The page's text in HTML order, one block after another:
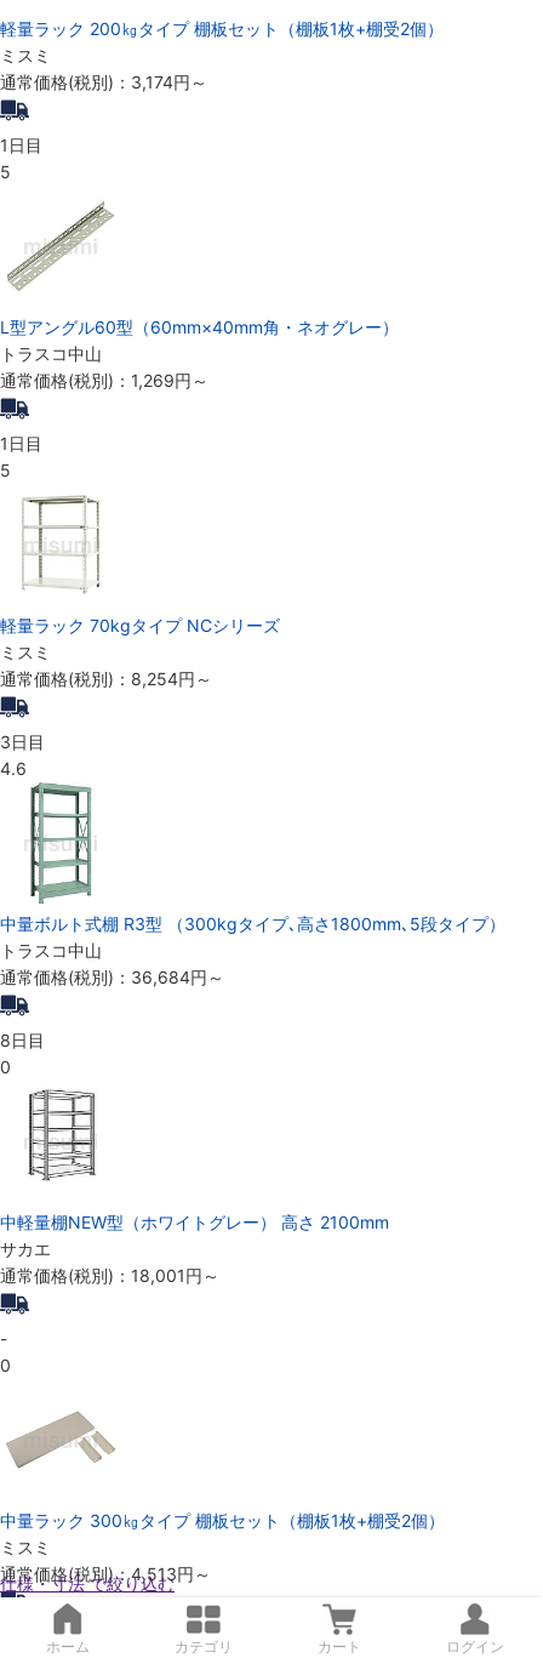
軽量ラック 200㎏タイプ 棚板セット（棚板1枚+棚受2個）
ミスミ
通常価格(税別)： 3,174円 ～
1日目
5
L型アングル60型（60mm×40mm角・ネオグレー）
トラスコ中山
通常価格(税別)： 1,269円 ～
1日目
5
軽量ラック 70kgタイプ NCシリーズ
ミスミ
通常価格(税別)： 8,254円 ～
3日目
4.6
中量ボルト式棚 R3型 （300kgタイプ､高さ1800mm､5段タイプ）
トラスコ中山
通常価格(税別)： 36,684円 ～
8日目
0
中軽量棚NEW型（ホワイトグレー） 高さ 2100mm
サカエ
通常価格(税別)： 18,001円 ～
-
0
中量ラック 300㎏タイプ 棚板セット（棚板1枚+棚受2個）
ミスミ
通常価格(税別)：4,513円 ～
仕様・寸法 で絞り込む
ホーム カテゴリ カート ログイン